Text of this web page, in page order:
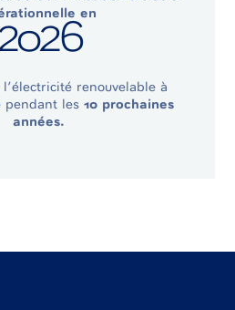
en
renouvelable à
pendant les 10 prochaines
années.